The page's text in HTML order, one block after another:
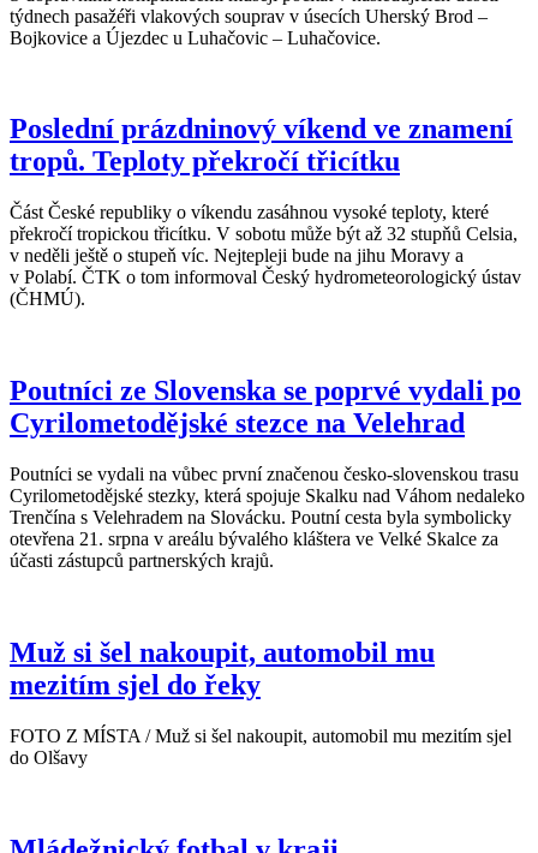
týdnech pasažéři vlakových souprav v úsecích Uherský Brod –
Bojkovice a Újezdec u Luhačovic – Luhačovice.
Poslední prázdninový víkend ve znamení
tropů. Teploty překročí třicítku
Část České republiky o víkendu zasáhnou vysoké teploty, které
překročí tropickou třicítku. V sobotu může být až 32 stupňů Celsia,
v neděli ještě o stupeň víc. Nejtepleji bude na jihu Moravy a
v Polabí. ČTK o tom informoval Český hydrometeorologický ústav
(ČHMÚ).
Poutníci ze Slovenska se poprvé vydali po
Cyrilometodějské stezce na Velehrad
Poutníci se vydali na vůbec první značenou česko-slovenskou trasu
Cyrilometodějské stezky, která spojuje Skalku nad Váhom nedaleko
Trenčína s Velehradem na Slovácku. Poutní cesta byla symbolicky
otevřena 21. srpna v areálu bývalého kláštera ve Velké Skalce za
účasti zástupců partnerských krajů.
Muž si šel nakoupit, automobil mu
mezitím sjel do řeky
FOTO Z MÍSTA / Muž si šel nakoupit, automobil mu mezitím sjel
do Olšavy